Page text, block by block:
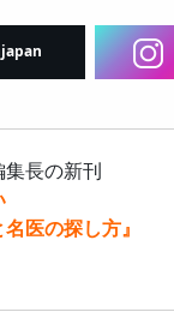
長の新刊
医の探し方』